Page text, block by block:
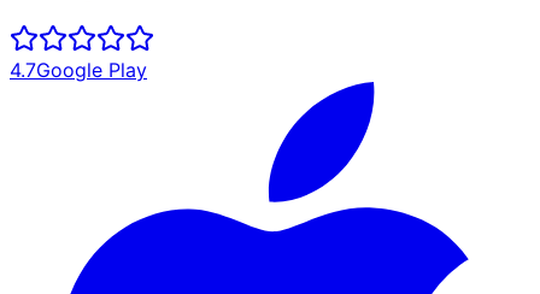
4.7Google Play